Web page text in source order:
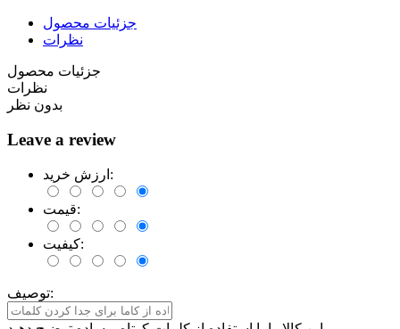
جزئیات محصول
نظرات
جزئیات محصول
نظرات
بدون نظر
Leave a review
ارزش خرید:
قیمت:
کیفیت:
توصیف: